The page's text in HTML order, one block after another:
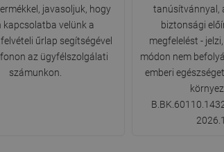
javasoljuk, hogy
kapcsolatba velünk a
űrlap segítségével
az ügyfélszolgálati
számunkon.
tanúsítvánnyal,
biztonsági
megfelelést -
módon nem
emberi